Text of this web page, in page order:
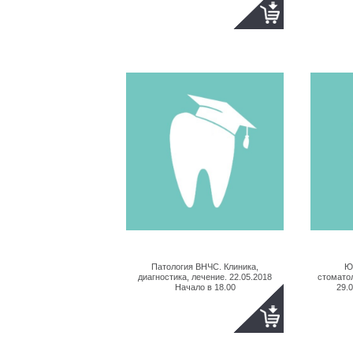
Патология ВНЧС. Клиника,
диагностика, лечение. 22.05.2018
Начало в 18.00